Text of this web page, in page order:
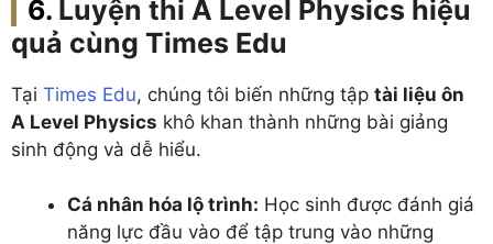
Luyện thi A Level Physics hiệu
quả cùng Times Edu
Tại Times Edu, chúng tôi biến những tập tài liệu ôn
A Level Physics khô khan thành những bài giảng
sinh động và dễ hiểu.
Cá nhân hóa lộ trình: Học sinh được đánh giá
năng lực đầu vào để tập trung vào những